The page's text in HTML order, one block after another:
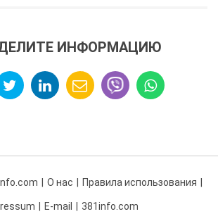
ИНФОРМАЦИЮ
О нас Правила использования
E-mail 381info.com